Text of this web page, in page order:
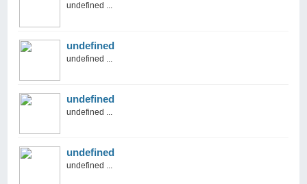
undefined ...
undefined
undefined ...
undefined
undefined ...
undefined
undefined ...